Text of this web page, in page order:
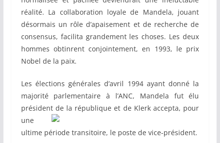
réalité. La collaboration loyale de Mandela, jouant
désormais un rôle d’apaisement et de recherche de
consensus, facilita grandement les choses. Les deux
hommes obtinrent conjointement, en 1993, le prix
Nobel de la paix.
Les élections générales d’avril 1994 ayant donné la
majorité parlementaire à l’ANC, Mandela fut élu
président de la république et de Klerk accepta, pour
une
ultime période transitoire, le poste de vice-président.